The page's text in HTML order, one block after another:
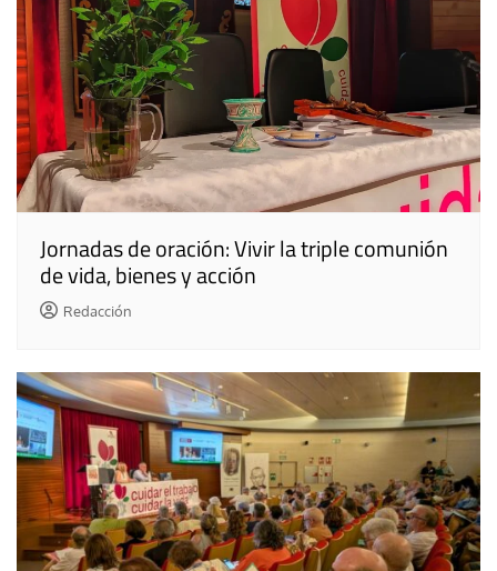
Jornadas de oración: Vivir la triple comunión
de vida, bienes y acción
Redacción